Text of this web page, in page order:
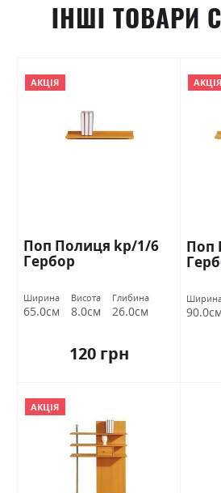
ІНШІ ТОВАРИ
АКЦІЯ
Поп Полиця kp/1/6
Гербор
Ширина
65.0см
Висота
8.0см
Глибина
26.0см
120 грн
АКЦІЯ
Поп
90.0см
АКЦІЯ